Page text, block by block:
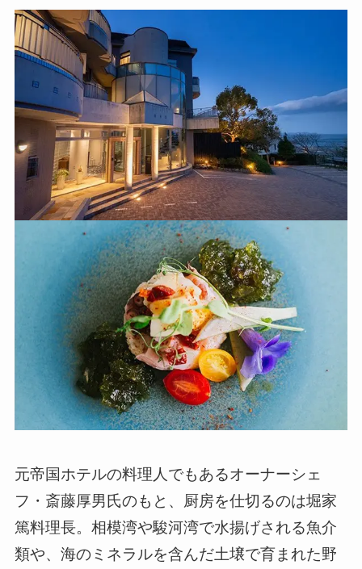
元帝国ホテルの料理人でもあるオーナーシェ
フ・斎藤厚男氏のもと、厨房を仕切るのは堀家
篤料理長。相模湾や駿河湾で水揚げされる魚介
類や、海のミネラルを含んだ土壌で育まれた野